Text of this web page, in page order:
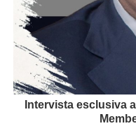
Intervista esclusiva
Intervista a Daniele